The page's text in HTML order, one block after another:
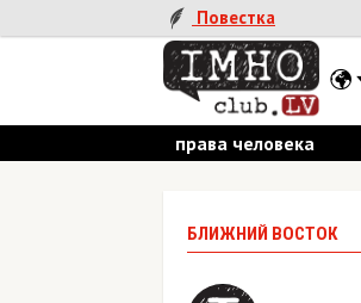
Повестка
права человека
БЛИЖНИЙ ВОСТОК